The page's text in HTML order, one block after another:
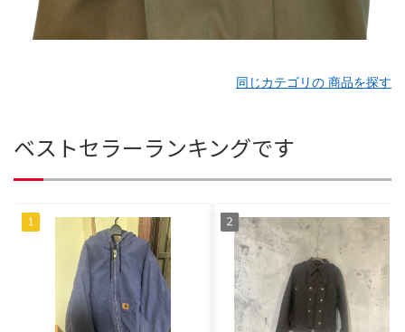
同じカテゴリの 商品を探す
ベストセラーランキングです